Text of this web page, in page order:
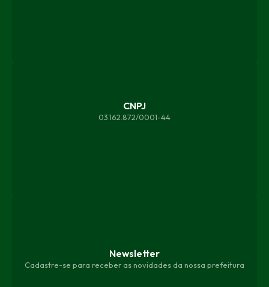
CNPJ
03.162.872/0001-44
Newsletter
Cadastre-se para receber as novidades da nossa prefeitura